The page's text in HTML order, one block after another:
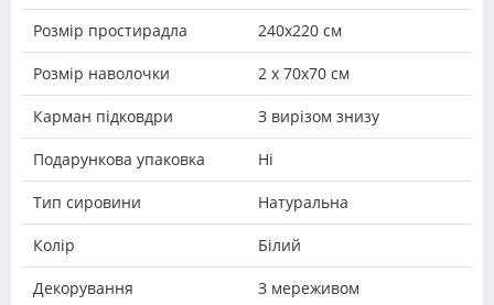
Розмір простирадла 240х220 см
Розмір наволочки 2 х 70х70 см
Карман підковдри З вирізом знизу
Подарункова упаковка Ні
Тип сировини Натуральна
Колір Білий
Декорування З мереживом